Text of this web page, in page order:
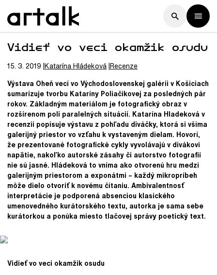
Vidieť vo veci okamžik osudu
15. 3. 2019 KatarínaHládeková Recenze
Výstava Oheň vecí vo Východoslovenskej galérii v Košiciach
sumarizuje tvorbu Kataríny Poliačikovej za posledných pár
rokov. Základným materiálom je fotografický obraz v
rozšírenom poli paralelných situácií. Katarína Hladeková v
recenzii popisuje výstavu z pohľadu diváčky, ktorá si všíma
galerijný priestor vo vzťahu k vystaveným dielam. Hovorí,
že prezentované fotografické cykly vyvolávajú v divákovi
napätie, nakoľko autorské zásahy či autorstvo fotografií
nie sú jasné. Hládeková to vníma ako otvorenú hru medzi
galerijným priestorom a exponátmi – každý mikropríbeh
môže dielo otvoriť k novému čítaniu. Ambivalentnosť
interpretácie je podporená absenciou klasického
umenovedného kurátorského textu, autorka je sama sebe
kurátorkou a ponúka miesto tlačovej správy poetický text.
Vidieť vo veci okamžik osudu